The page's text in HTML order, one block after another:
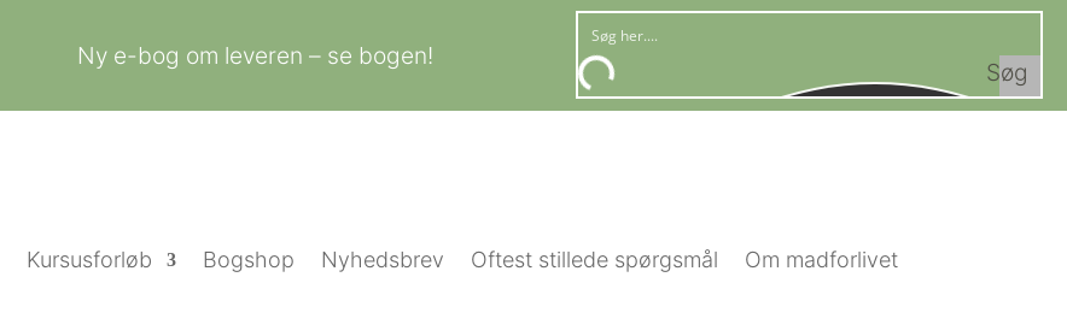
Ny e-bog om leveren – se bogen!
Søg
Kursusforløb Bogshop Nyhedsbrev Oftest stillede spørgsmål Om madforlivet